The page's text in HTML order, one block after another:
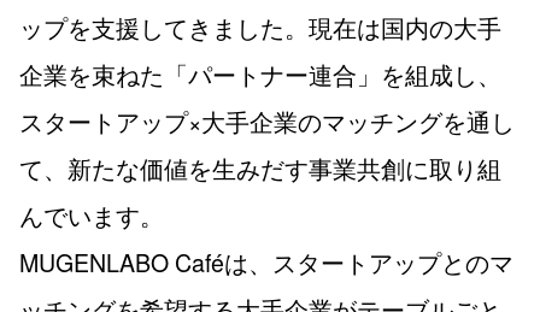
ップを支援してきました。現在は国内の大手
企業を束ねた「パートナー連合」を組成し、
スタートアップ×大手企業のマッチングを通し
て、新たな価値を生みだす事業共創に取り組
んでいます。
MUGENLABO Caféは、スタートアップとのマ